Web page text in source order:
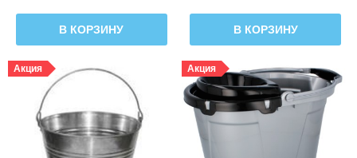
В КОРЗИНУ В КОРЗИНУ
Акция Акция